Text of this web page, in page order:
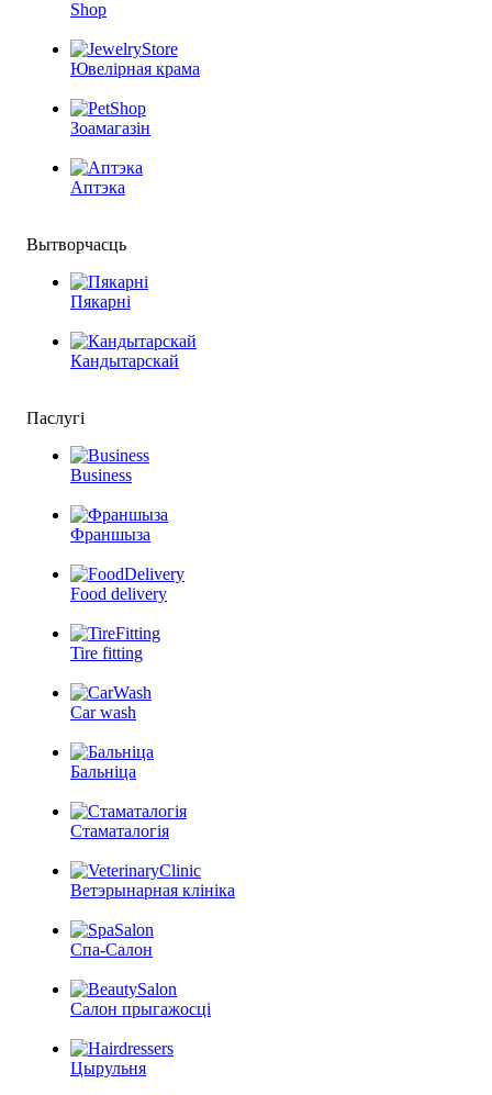
Shop
Ювелірная крама
Зоамагазін
Аптэка
Вытворчасць
Пякарні
Кандытарскай
Паслугі
Business
Франшыза
Food delivery
Tire fitting
Car wash
Бальніца
Стаматалогія
Ветэрынарная клініка
Спа-Салон
Салон прыгажосці
Цырульня